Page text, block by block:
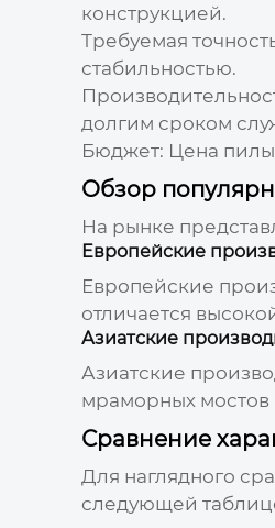
конструкцией.
Требуемая
стабильностью.
долгим сроком
Бюджет: Цена пилы
Обзор
На рынке
Европейские
Европейские
отличается
Азиатские
Азиатские
мраморных мостов
Сравнение
Для наглядного
следующей